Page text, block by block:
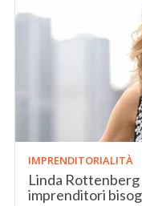
IMPRENDITORIALITÀ
Linda
imprenditori